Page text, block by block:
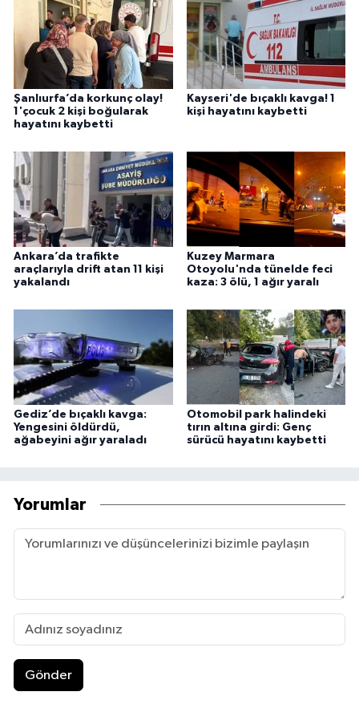
Şanlıurfa’da korkunç olay!
1'çocuk 2 kişi boğularak
hayatını kaybetti
Kayseri'de bıçaklı kavga! 1
kişi hayatını kaybetti
Ankara’da trafikte
araçlarıyla drift atan 11 kişi
yakalandı
Kuzey Marmara
Otoyolu'nda tünelde feci
kaza: 3 ölü, 1 ağır yaralı
Gediz’de bıçaklı kavga:
Yengesini öldürdü,
ağabeyini ağır yaraladı
Otomobil park halindeki
tırın altına girdi: Genç
sürücü hayatını kaybetti
Yorumlar
Gönder